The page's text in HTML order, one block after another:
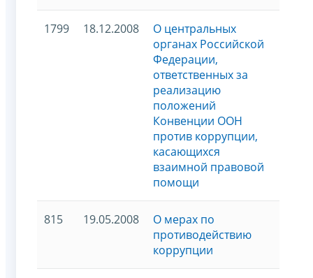
1799 18.12.2008
О центральных
органах Российской
Федерации,
ответственных за
реализацию
положений
Конвенции ООН
против коррупции,
касающихся
взаимной правовой
помощи
815 19.05.2008
О мерах по
противодействию
коррупции